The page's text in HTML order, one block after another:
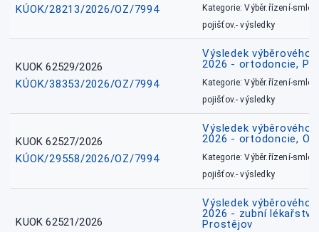
KÚOK/28213/2026/OZ/7994
Kategorie: Výběr.řízení-
pojišťov.- výsledky
KUOK 62529/2026
KÚOK/38353/2026/OZ/7994
Výsledek výběrového
2026 - ortodoncie,
Kategorie: Výběr.řízení-
pojišťov.- výsledky
KUOK 62527/2026
KÚOK/29558/2026/OZ/7994
Výsledek výběrového
2026 - ortodoncie,
Kategorie: Výběr.řízení-
pojišťov.- výsledky
KUOK 62521/2026
Výsledek výběrového
2026 - zubní
Prostějov